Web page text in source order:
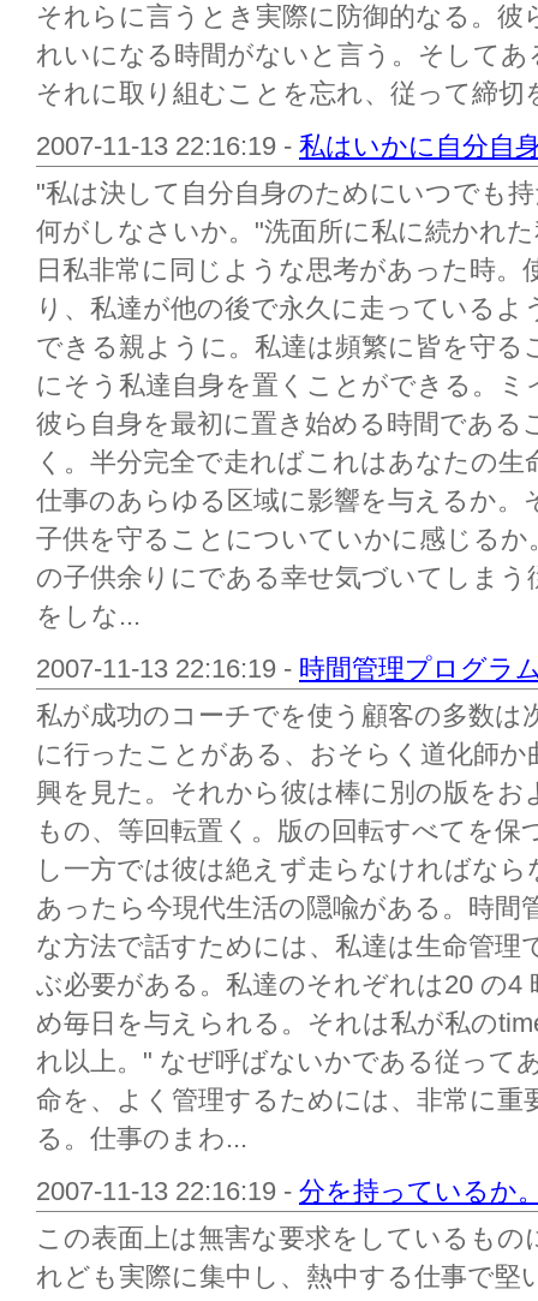
それらに言うとき実際に防御的なる。
れいになる時間がないと言う。そして
それに取り組むことを忘れ、従って締切
2007-11-13 22:16:19 - 私はいかに自分自
"私は決して自分自身のためにいつでも
何がしなさいか。"洗面所に私に続かれ
日私非常に同じような思考があった時。
り、私達が他の後で永久に走っている
できる親ように。私達は頻繁に皆を守
にそう私達自身を置くことができる。
彼ら自身を最初に置き始める時間であ
く。半分完全で走ればこれはあなたの
仕事のあらゆる区域に影響を与えるか
子供を守ることについていかに感じる
の子供余りにである幸せ気づいてしま
をしな...
2007-11-13 22:16:19 - 時間管理プログラ
私が成功のコーチでを使う顧客の多数は
に行ったことがある、おそらく道化師
興を見た。それから彼は棒に別の版を
もの、等回転置く。版の回転すべてを
し一方では彼は絶えず走らなければな
あったら今現代生活の隠喩がある。時
な方法で話すためには、私達は生命管
ぶ必要がある。私達のそれぞれは20 の4
め毎日を与えられる。それは私が私の
れ以上。" なぜ呼ばないかである従って
命を、よく管理するためには、非常に重
る。仕事のまわ...
2007-11-13 22:16:19 - 分を持っているか
この表面上は無害な要求をしているも
れども実際に集中し、熱中する仕事で堅